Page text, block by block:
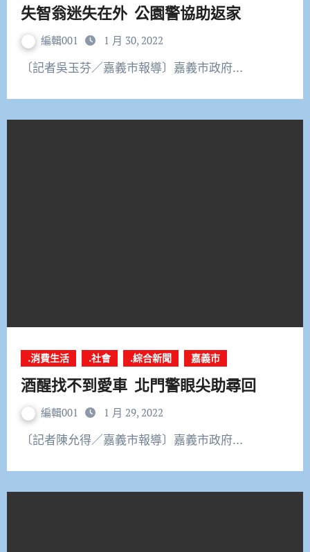
失智翁迷失在外 公園警協助返家
編輯001 1 月 30, 2022
〔記者吳玉芬／嘉義市報導〕嘉義市政府…
.消費生活 .社會 .綜合新聞 嘉義市
酒醒找不到愛車 北門警眼尖助尋回
編輯001 1 月 29, 2022
〔記者陳允得／嘉義市報導〕嘉義市政府…